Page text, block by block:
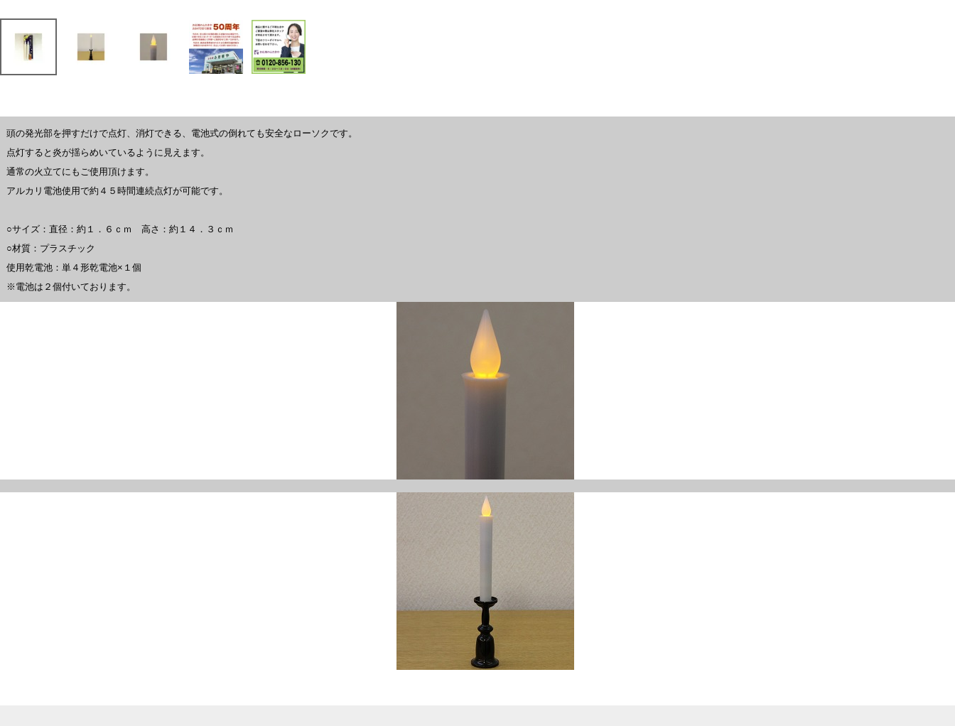
頭の発光部を押すだけで点灯、消灯できる、電池式の倒れても安全なローソクです。
点灯すると炎が揺らめいているように見えます。
通常の火立てにもご使用頂けます。
アルカリ電池使用で約４５時間連続点灯が可能です。
○サイズ：直径：約１．６ｃｍ 高さ：約１４．３ｃｍ
○材質：プラスチック
使用乾電池：単４形乾電池×１個
※電池は２個付いております。